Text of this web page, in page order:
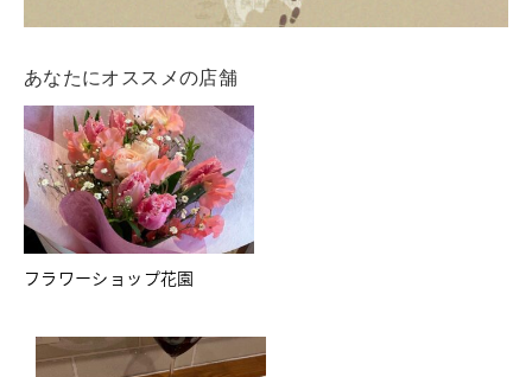
あなたにオススメの店舗
フラワーショップ花園